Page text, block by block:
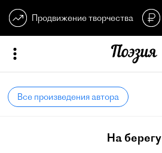
Продвижение творчества
Все произведения автора
На берегу